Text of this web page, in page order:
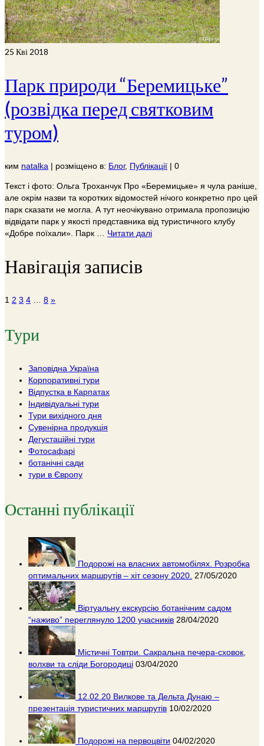
25 Кві 2018
Парк природи “Беремицьке”
(розвідка перед святковим
туром)
ким natalka | розміщено в: Блог, Публікації | 0
Текст і фото: Ольга Троханчук Про «Беремицьке» я чула раніше,
але окрім назви та коротких відомостей нічого конкретно про цей
парк сказати не могла. А тут неочікувано отримала пропозицію
відвідати парк у якості представника від туристичного клубу
«Добре поїхали». Парк … Читати далі
Навігація записів
1 2 3 4 8 »
Тури
Заповідна Україна
Корпоративні тури
Відпустка в Карпатах
Індивідуальні тури
Тури вихідного дня
Сувенірна продукція
Дегустаційні тури
Фотосафарі
ботанічні сади
тури в Європу
Останні публікації
Подорожі на власних автомобілях. Розробка
оптимальних маршрутів – хіт сезону 2020. 27/05/2020
Віртуальну екскурсію ботанічним садом
“наживо” переглянуло 1200 учасників 28/04/2020
Містичні Товтри. Сакральна печера-сховок,
волхви та сліди Богородиці 03/04/2020
12.02.20 Вилкове та Дельта Дунаю –
презентація туристичних маршрутів 10/02/2020
Подорожі на первоцвіти 04/02/2020